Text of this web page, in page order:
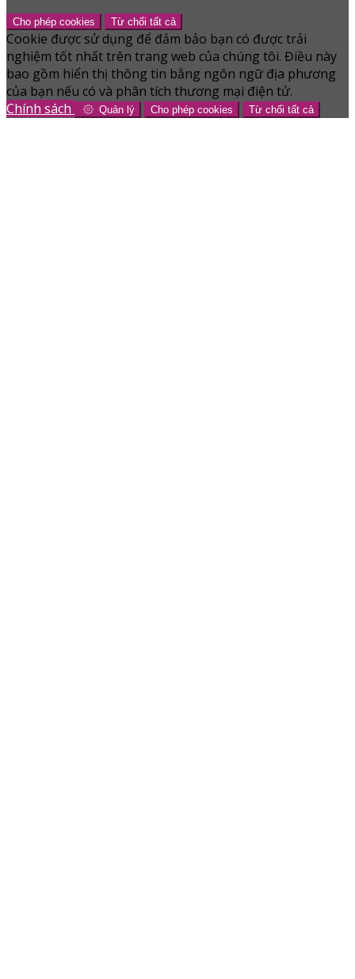
Cho phép cookies Từ chối tất cả
Cookie được sử dụng để đảm bảo bạn có được trải
nghiệm tốt nhất trên trang web của chúng tôi. Điều này
bao gồm hiển thị thông tin bằng ngôn ngữ địa phương
của bạn nếu có và phân tích thương mại điện tử.
Chính sách
Quản lý Cho phép cookies Từ chối tất cả